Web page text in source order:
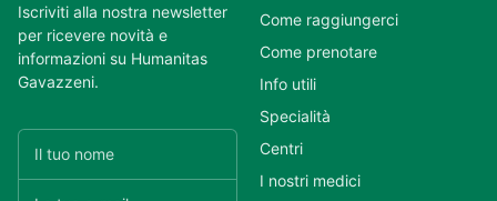
Iscriviti alla nostra newsletter
per ricevere novità e
informazioni su Humanitas
Gavazzeni.
Come raggiungerci
Come prenotare
Info utili
Specialità
Centri
I nostri medici